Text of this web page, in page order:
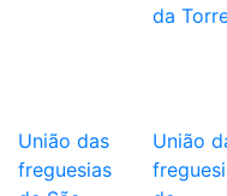
da
União das
freguesias
União